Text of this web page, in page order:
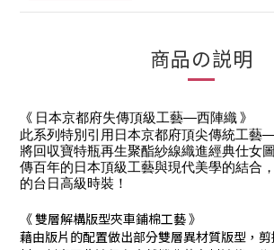
商品の説明
《 日本京都府失傳頂級工藝—西陣織 》
此系列特別引用日本京都府頂尖傳統工藝
將回収寶特瓶再生聚酯紗線織進經典仕女
傳百年的日本頂級工藝與現代美學的結合
的台日高級時裝！
《 雙層解構版型夾車鋪棉工藝 》
藉由版片的配置做出部分雙層異材質版型，